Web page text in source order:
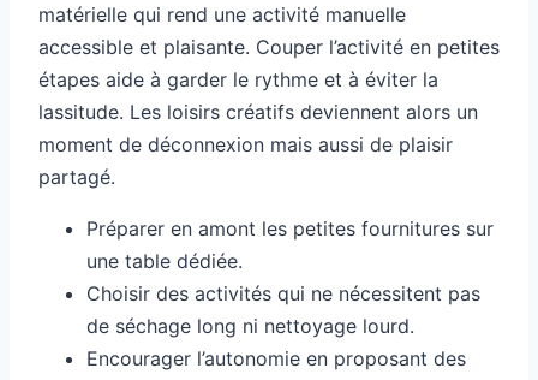
matérielle qui rend une activité manuelle
accessible et plaisante. Couper l’activité en petites
étapes aide à garder le rythme et à éviter la
lassitude. Les loisirs créatifs deviennent alors un
moment de déconnexion mais aussi de plaisir
partagé.
Préparer en amont les petites fournitures sur
une table dédiée.
Choisir des activités qui ne nécessitent pas
de séchage long ni nettoyage lourd.
Encourager l’autonomie en proposant des